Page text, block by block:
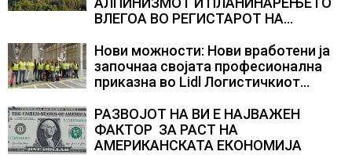
ВЛЕГОА ВО РЕГИСТАРОТ НА
СЛОВЕНИЈА
Нови можности: Нови вработени ја
започнаа својата професионална
приказна во Lidl Логистичкиот
РАЗВОЈОТ НА ВИ Е НАЈВАЖЕН
ФАКТОР ЗА РАСТ НА
АМЕРИКАНСКАТА ЕКОНОМИЈА